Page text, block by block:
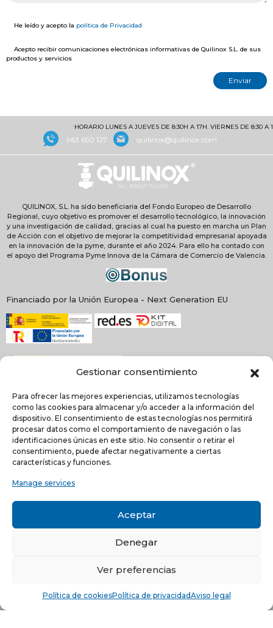
Gestionar consentimiento
Para ofrecer las mejores experiencias, utilizamos tecnologías
como las cookies para almacenar y/o acceder a la información del
dispositivo. El consentimiento de estas tecnologías nos permitirá
procesar datos como el comportamiento de navegación o las
identificaciones únicas en este sitio. No consentir o retirar el
consentimiento, puede afectar negativamente a ciertas
características y funciones.
Manage services
Aceptar
Denegar
Ver preferencias
Política de cookiesPolítica de privacidadAviso legal
He leído y acepto la política de Privacidad
Acepto recibir comunicaciones electrónicas informativas de Quilinox S.L. de sus
productos y servicios
HORARIO LUNES A JUEVES DE 8:30H A 17H. VIERNES DE 8:30 A 15H
963 650 127 quilinox@quilinox.com
QUILINOX, S.L. ha sido beneficiaria del Fondo Europeo de Desarrollo
Regional, cuyo objetivo es promover el desarrollo tecnológico, la innovación
y una investigación de calidad, gracias al cual ha puesto en marcha un Plan
de Acción con el objetivo de mejorar la competitividad empresarial apoyada
en la innovación de la pyme, durante el año 2024. Para ello ha contado con
el apoyo del Programa Pyme Innova de la Cámara de Comercio de Valencia.
Financiado por la Unión Europea - Next Generation EU
NEWSLETTER
Acepto recibir comunicaciones electrónicas informativas de Quilinox S.L. de
C/ Louis Pasteur, 4 - Parque Tecnológico de Valencia -
© Copyright 2021 -Aviso legal-Política de privacidad-Política